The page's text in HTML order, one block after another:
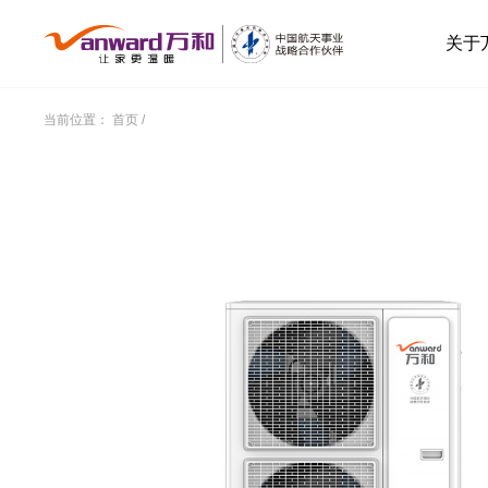
关于
当前位置：首页 /